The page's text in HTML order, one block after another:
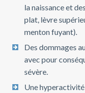
la naissance et
plat, lèvre
menton fuyant).
Des dommages
avec pour
sévère.
Une